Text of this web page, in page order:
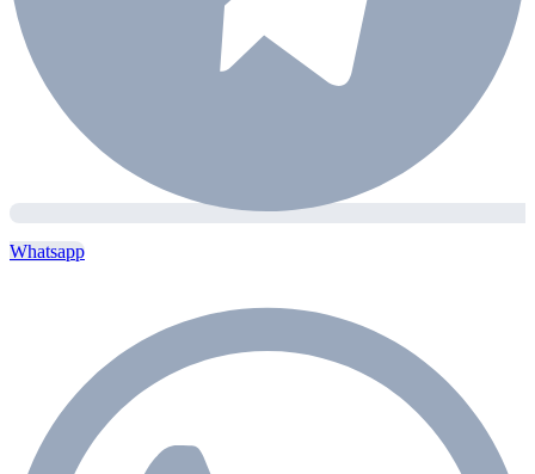
Whatsapp